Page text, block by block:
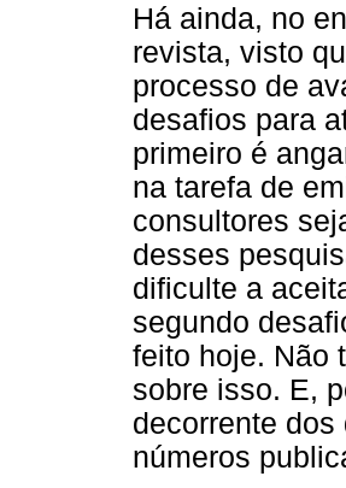
Há ainda, no
revista, visto
processo de
desafios para
primeiro é
na tarefa de
consultores
desses
dificulte a
segundo
feito hoje. Não
sobre isso. E,
decorrente
números